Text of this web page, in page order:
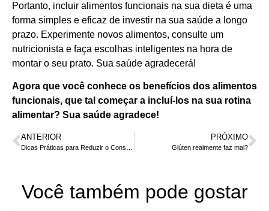
Portanto, incluir alimentos funcionais na sua dieta é uma
forma simples e eficaz de investir na sua saúde a longo
prazo. Experimente novos alimentos, consulte um
nutricionista e faça escolhas inteligentes na hora de
montar o seu prato. Sua saúde agradecerá!
Agora que você conhece os benefícios dos alimentos
funcionais, que tal começar a incluí-los na sua rotina
alimentar? Sua saúde agradece!
ANTERIOR PRÓXIMO
Glúten realmente faz mal?
Você também pode gostar